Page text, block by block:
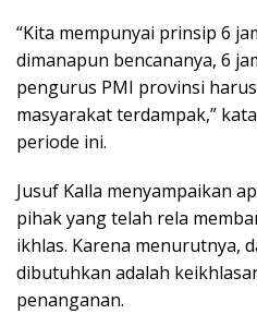
“Kita mempunyai prinsip 6
dimanapun bencananya, 6
pengurus PMI provinsi
masyarakat terdampak,”
periode ini.
Jusuf Kalla menyampaikan
pihak yang telah rela
ikhlas. Karena menurutnya,
dibutuhkan adalah
penanganan.